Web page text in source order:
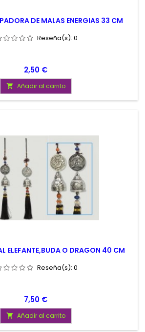
DE MALAS ENERGIAS 33 CM
Reseña(s): 0
Precio
2,50 €
 Añadir al carrito
ELEFANTE,BUDA O DRAGON 40 CM
Reseña(s): 0
Precio
7,50 €
 Añadir al carrito